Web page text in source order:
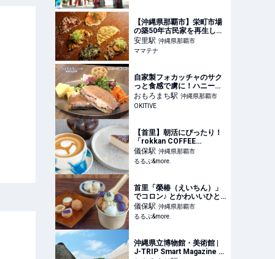
【沖縄県那覇市】栄町市場
の築50年古民家を再生した
ピッツェリア誕生！ナポリ
ピッツァと薄皮ピザを提供 |
ママテナ
安里駅 沖縄県那覇市
ママテナ
自家製フォカッチャのサク
っと食感で虜に！ハニーマ
スタードの極上サンド「パ
ンとエスプレッソとおもろ
おもろまち駅 沖縄県那覇市
OKITIVE
【首里】朝活にぴったり！
「rokkan COFFEE
SHURI」で目覚めの1杯を
｜るるぶ&more.
儀保駅 沖縄県那覇市
るるぶ&more.
首里「榮椿（えいちん）」
でコロン♪ とかわいいひと
くちサイズカステラを｜る
るぶ&more.
儀保駅 沖縄県那覇市
るるぶ&more.
沖縄県立博物館・美術館 |
J-TRIP Smart Magazine 沖